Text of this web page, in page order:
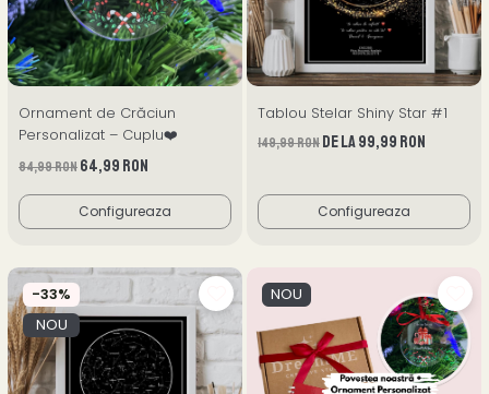
Ornament de Crăciun
Personalizat – Cuplu❤️
84,99 RON64,99 RON
Configureaza
Tablou Stelar Shiny Star #1
149,99 RONde la 99,99 RON
Configureaza
-33%
NOU
NOU